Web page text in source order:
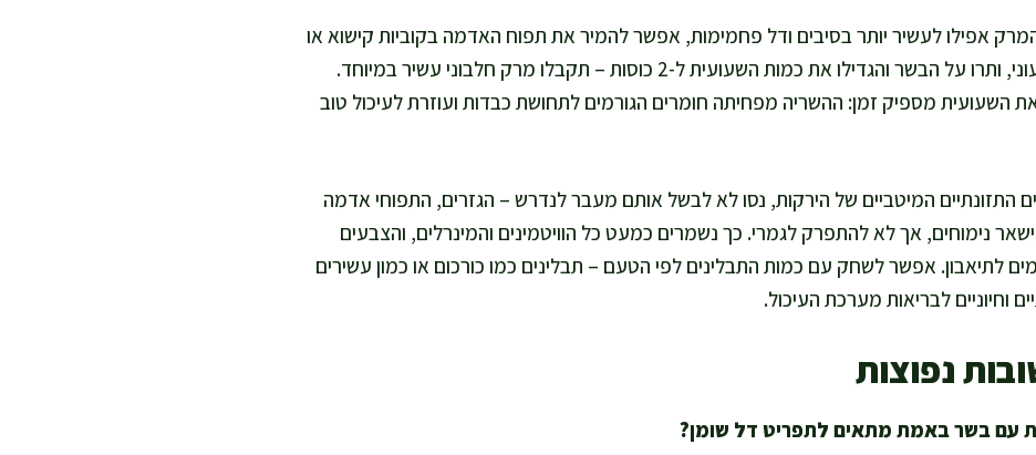
אפילו לעשיר יותר בסיבים ודל פחמימות, אפשר להמיר את תפוח האדמה בקוביות קישוא או
בדלעת. לשימוש טבעוני, ותרו על הבשר והגדילו את כמות השעועית ל-2 כוסות – תקבלו מרק חלבוני עשיר במיוחד.
השעועית מספיק זמן: ההשריה מפחיתה חומרים הגורמים לתחושת כבדות ועוזרת לעיכול טוב
התזונתיים המיטביים של הירקות, נסו לא לבשל אותם מעבר לנדרש – הגזרים, התפוחי אדמה
נימוחים, אך לא להתפרק לגמרי. כך נשמרים כמעט כל הוויטמינים והמינרלים, והצבעים
לתיאבון. אפשר לשחק עם כמות התבלינים לפי הטעם – תבלינים כמו כורכום או כמון עשירים
וחיוניים לבריאות מערכת העיכול.
נפוצות